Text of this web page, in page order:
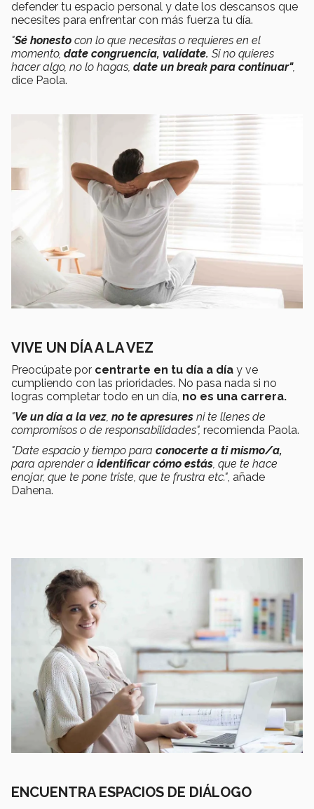
defender tu espacio personal y date los descansos que
necesites para enfrentar con más fuerza tu día.
"Sé honesto con lo que necesitas o requieres en el
momento, date congruencia, valídate. Si no quieres
hacer algo, no lo hagas, date un break para continuar",
dice Paola.
VIVE UN DÍA A LA VEZ
Preocúpate por centrarte en tu día a día y ve
cumpliendo con las prioridades. No pasa nada si no
logras completar todo en un día, no es una carrera.
"Ve un día a la vez, no te apresures ni te llenes de
compromisos o de responsabilidades", recomienda Paola.
"Date espacio y tiempo para conocerte a ti mismo/a,
para aprender a identificar cómo estás, que te hace
enojar, que te pone triste, que te frustra etc.", añade
Dahena.
ENCUENTRA ESPACIOS DE DIÁLOGO